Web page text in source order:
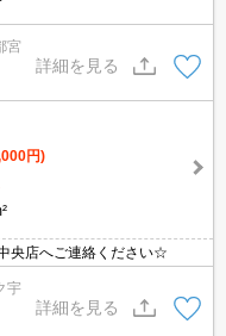
宮
詳細を見る
円)
央店へご連絡ください☆
宇
詳細を見る